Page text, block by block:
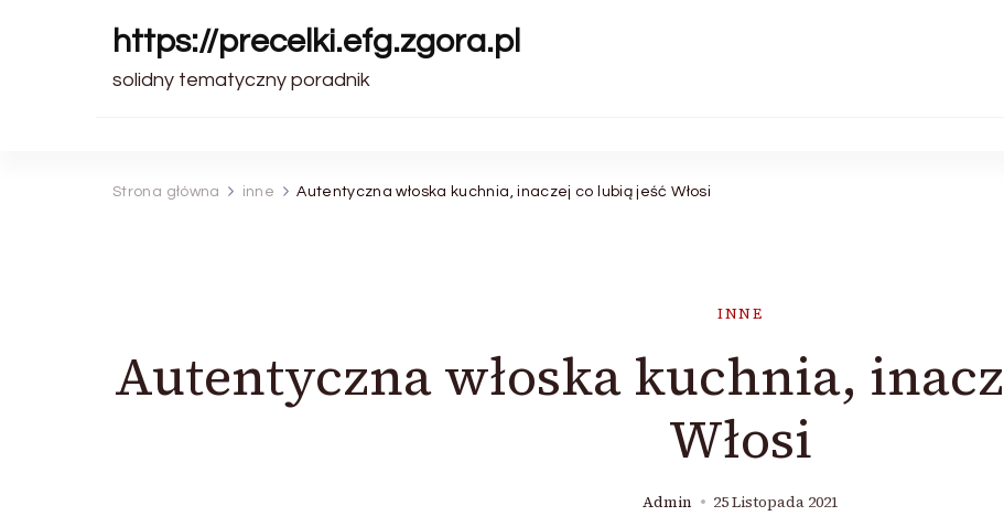
https://precelki.efg.zgora.pl
solidny tematyczny poradnik
Strona główna inne Autentyczna włoska kuchnia, inaczej co lubią jeść Włosi
INNE
Autentyczna włoska kuchnia,
Włosi
Admin 25 Listopada 2021